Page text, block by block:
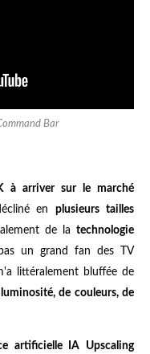
Bar
à arriver sur le marché
enplusieurs tailles
de latechnologie
un grand fan des TV
littéralement bluffée de
de couleurs, de
artificielle IA Upscaling